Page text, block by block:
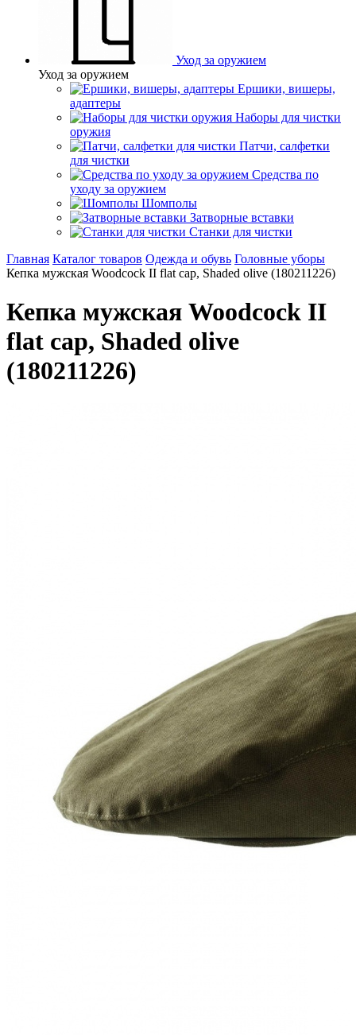
Уход за оружием
Уход за оружием
Ершики, вишеры,
адаптеры
Наборы для чистки
оружия
Патчи, салфетки
для чистки
Средства по
уходу за оружием
Шомполы
Затворные вставки
Станки для чистки
Главная Каталог товаров Одежда и обувь Головные уборы
Кепка мужская Woodcock II flat cap, Shaded olive (180211226)
Кепка мужская Woodcock II
flat cap, Shaded olive
(180211226)